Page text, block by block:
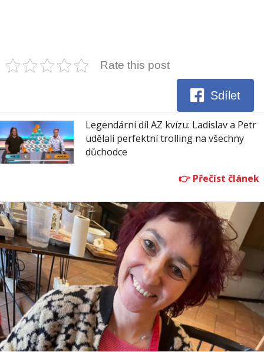
Rate this post
Sdílet
Legendární díl AZ kvízu: Ladislav a Petr
udělali perfektní trolling na všechny
důchodce